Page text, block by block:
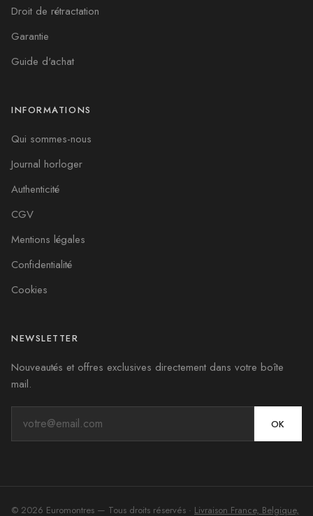
Droit de rétractation
Garantie
Guide d'achat
INFORMATIONS
Qui sommes-nous
Journal horloger
Authenticité
CGV
Mentions légales
Confidentialité
Cookies
NEWSLETTER
Nouveautés et offres exclusives directement dans votre boîte
mail.
OK
© 2026 Euromontres — Tous droits réservés · Livraison France, Belgique,